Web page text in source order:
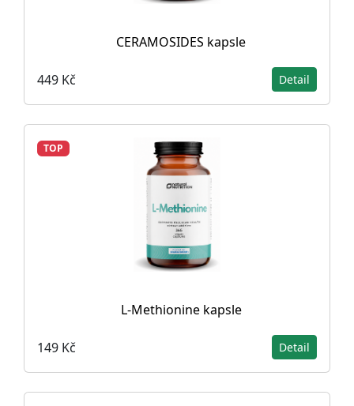
CERAMOSIDES kapsle
449 Kč Detail
TOP
L-Methionine kapsle
149 Kč Detail